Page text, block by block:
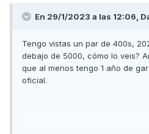
En 29/1/2023 a las 12:06,
Tengo vistas un par de 400s,
debajo de 5000, cómo lo veis?
que al menos tengo 1 año de
oficial.